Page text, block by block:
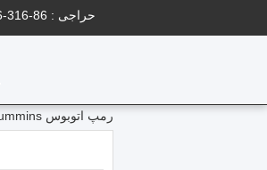
حراجی : 86-316-8934646
رمپ اتوبوس Cummins موتور 2700mm ارتفاع طراحی طراحی با دوام تر